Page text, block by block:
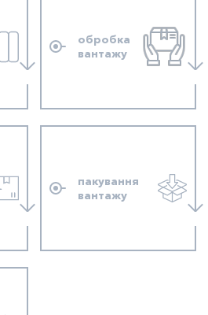
обробка
вантажу
пакування
вантажу